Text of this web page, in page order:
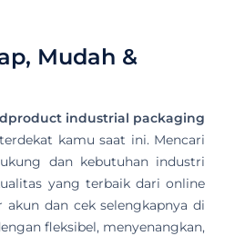
Mudah &
industrial packaging
kamu saat ini. Mencari
dan kebutuhan industri
yang terbaik dari online
dan cek selengkapnya di
fleksibel, menyenangkan,